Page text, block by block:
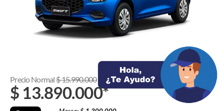
Precio Normal$15.990.000
$ 13.890.000*